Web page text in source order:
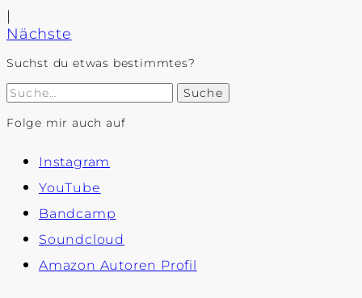
|
Nächste
Suchst du etwas bestimmtes?
Suche
Folge mir auch auf
Instagram
YouTube
Bandcamp
Soundcloud
Amazon Autoren Profil